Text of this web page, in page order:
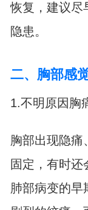
恢复，建议尽
隐患。
二、胸部感
1.不明原因胸
胸部出现隐痛
固定，有时
肺部病变的早